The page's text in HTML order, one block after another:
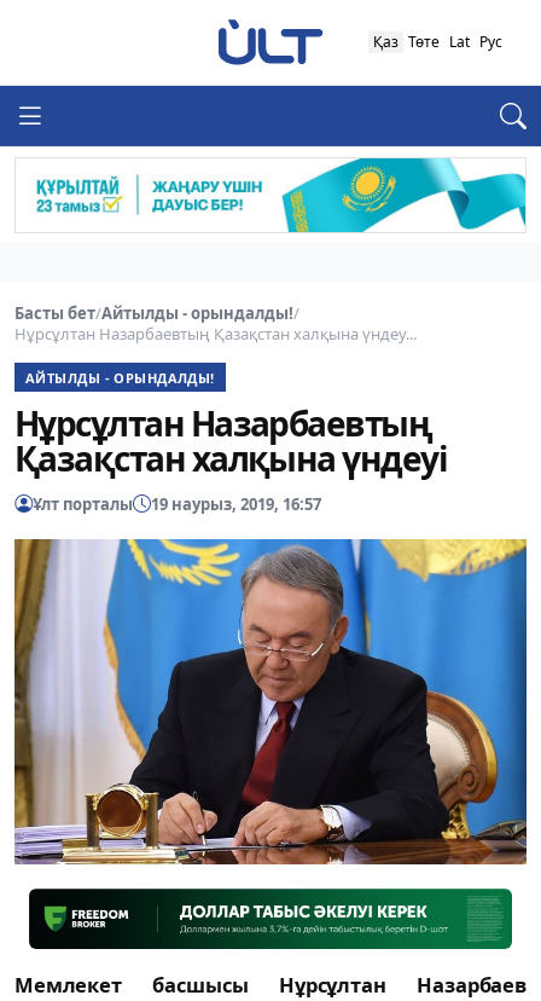
Қаз Төте Lat Рус
Басты бет/Айтылды - орындалды!/
Нұрсұлтан Назарбаевтың Қазақстан халқына үндеу...
АЙТЫЛДЫ - ОРЫНДАЛДЫ!
Нұрсұлтан Назарбаевтың
Қазақстан халқына үндеуі
Ұлт порталы 19 наурыз, 2019, 16:57
Мемлекет басшысы Нұрсұлтан Назарбаев